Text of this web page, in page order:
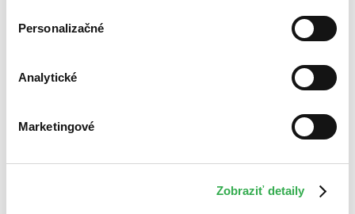
Personalizačné
Analytické
Marketingové
Zobraziť detaily
Novinky
Najdrahšie